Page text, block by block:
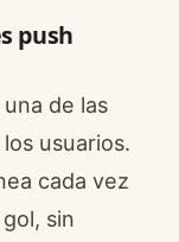
push
de las
usuarios.
cada vez
sin